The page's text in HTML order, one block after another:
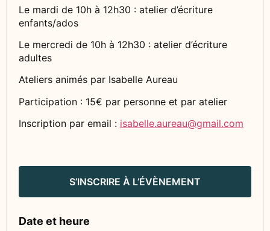
Le mardi de 10h à 12h30 : atelier d’écriture
enfants/ados
Le mercredi de 10h à 12h30 : atelier d’écriture
adultes
Ateliers animés par Isabelle Aureau
Participation : 15€ par personne et par atelier
Inscription par email : isabelle.aureau@gmail.com
S’INSCRIRE À L’ÉVÈNEMENT
Date et heure